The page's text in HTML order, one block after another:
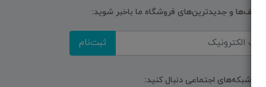
تخفیف‌ها و جدیدترین‌های فروشگاه ما باخبر شوید:
ثبت‌نام
را در شبکه‌های اجتماعی دنبال کنید: